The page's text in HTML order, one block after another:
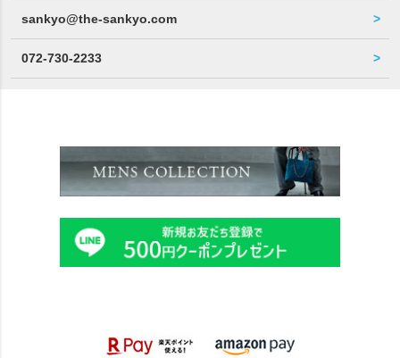
sankyo@the-sankyo.com
072-730-2233